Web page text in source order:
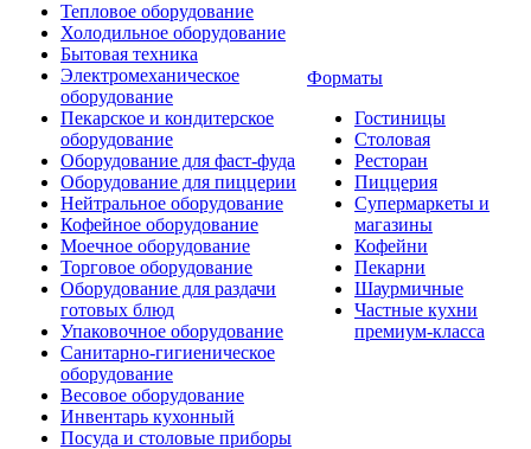
Тепловое оборудование
Холодильное оборудование
Бытовая техника
Электромеханическое
оборудование
Пекарское и кондитерское
оборудование
Оборудование для фаст-фуда
Оборудование для пиццерии
Нейтральное оборудование
Кофейное оборудование
Моечное оборудование
Торговое оборудование
Оборудование для раздачи
готовых блюд
Упаковочное оборудование
Санитарно-гигиеническое
оборудование
Весовое оборудование
Инвентарь кухонный
Посуда и столовые приборы
Форматы
Гостиницы
Столовая
Ресторан
Пиццерия
Супермаркеты и
магазины
Кофейни
Пекарни
Шаурмичные
Частные кухни
премиум-класса